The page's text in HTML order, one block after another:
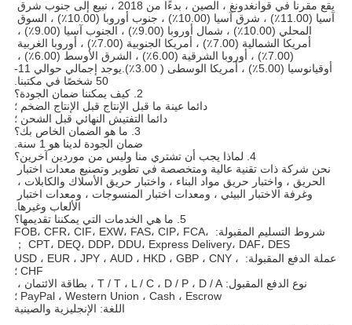
أوقيانوسيا (5.00٪) ، أمريكا الوسطى ( 3.00٪).يوجد إجمالي حوالي 11-
50 شخصًا في مكتبنا.
2. كيف يمكننا ضمان الجودة؟
دائما عينة ما قبل الإنتاج قبل الإنتاج الضخم ؛
دائما التفتيش النهائي قبل الشحن ؛
3. ما هو الضمان الخاص بك؟
ضمان الجودة لدينا هو 1 سنة.
4. لماذا يجب أن تشتري منا وليس من موردين آخرين؟
الألعاب وغيرها.
5. ما هي الخدمات التي يمكننا تقديمها؟
شروط التسليم المقبولة: FOB، CFR، CIF، EXW، FAS، CIP، FCA،
CPT، DEQ، DDP، DDU، Express Delivery، DAF، DES ；
عملة الدفع المقبولة: USD ، EUR ، JPY ، AUD ، HKD ، GBP ، CNY ،
CHF ؛
PayPal ، Western Union ، Cash ، Escrow ؛
اللغة: الإنجليزية والصينية